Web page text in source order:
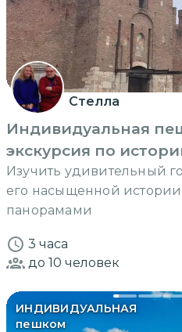
Стелла
Индивидуальная
экскурсия по
Изучить удивительный
его насыщенной истории
панорамами
3 часа
до 10 человек
ИНДИВИДУАЛЬНАЯ
пешком